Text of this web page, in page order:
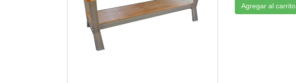
Agregar al carrito